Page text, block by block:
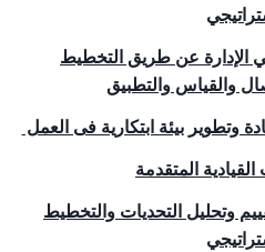
الإدارة عن طريق التخطيط
والقياس والتطبيق
وتطوير بيئة ابتكارية فى العمل
المتقدمة
وتحليل التحديات والتخطيط